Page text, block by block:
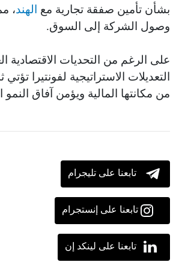
بشأن تأمين صفقة تجارية مع
الهند،
وصول الشركة إلى السوق.
على الرغم من التحديات الاقتصادية
التعديلات الاستراتيجية لفونتيرا تؤتي
من مكانتها المالية ويؤمن آفاق النمو
تابعنا على تليجرام
تابعنا على إنستجرام
تابعنا على لينكد إن